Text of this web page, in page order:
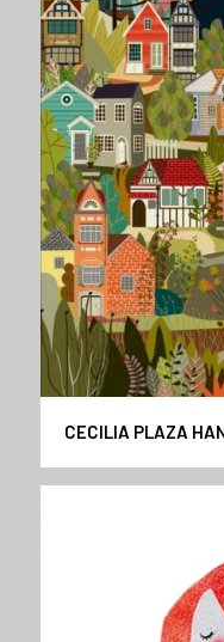
CECILIA PLAZA